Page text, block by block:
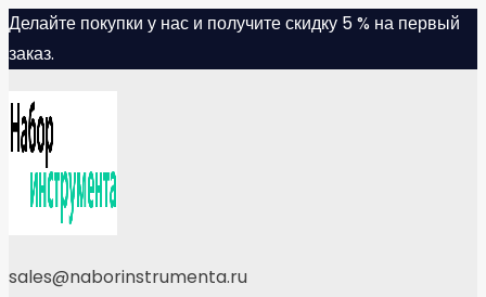
Skip
to
Делайте покупки у нас и получите скидку 5 % на первый
заказ.
sales@naborinstrumenta.ru